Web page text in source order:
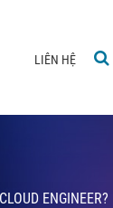
LIÊN HỆ
ENGINEER?